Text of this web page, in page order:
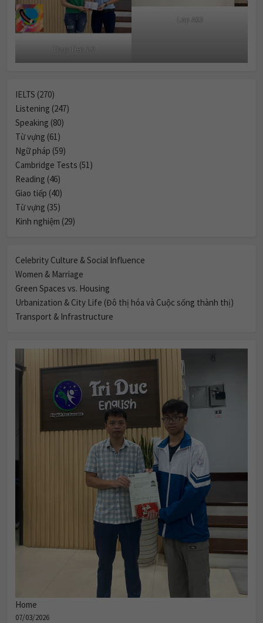
Thuy Tien 7.0
Lop A63
IELTS (270)
Listening (247)
Speaking (80)
Từ vựng (61)
Ngữ pháp (59)
Cambridge Tests (51)
Reading (46)
Giao tiếp (40)
Từ vựng (35)
Kinh nghiệm (29)
Celebrity Culture & Social Influence
Women & Marriage
Green Spaces vs. Housing
Urbanization & City Life (Đô thị hóa và Cuộc sống thành thị)
Transport & Infrastructure
Home
07/03/2026